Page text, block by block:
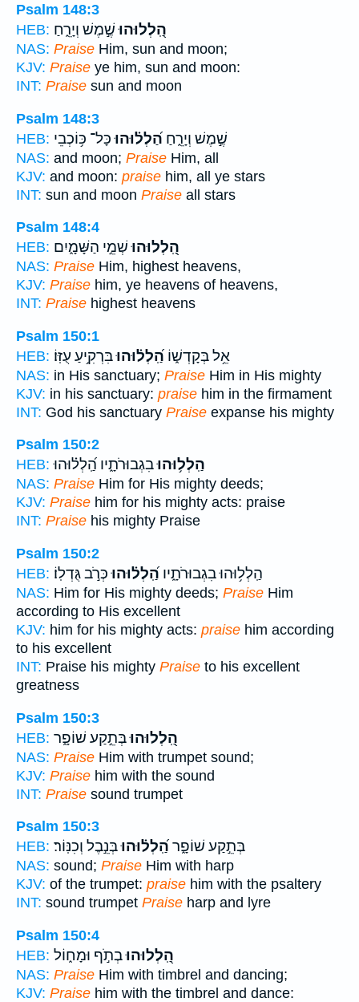
Psalm 148:3
HEB:
הַֽ֭לְלוּהוּשֶׁ֣מֶשׁ וְיָרֵ֑חַ
NAS: Praise Him, sun and moon;
KJV: Praise ye him, sun and moon:
INT: Praise sun and moon
Psalm 148:3
HEB:
שֶׁ֣מֶשׁ וְיָרֵ֑חַ הַ֝לְל֗וּהוּכָּל־ כּ֥וֹכְבֵי
NAS: and moon; Praise Him, all
KJV: and moon: praise him, all ye stars
INT: sun and moon Praise all stars
Psalm 148:4
HEB:
הַֽ֭לְלוּהוּשְׁמֵ֣י הַשָּׁמָ֑יִם
NAS: Praise Him, highest heavens,
KJV: Praise him, ye heavens of heavens,
INT: Praise highest heavens
Psalm 150:1
HEB:
אֵ֥ל בְּקָדְשׁ֑וֹ הַֽ֝לְל֗וּהוּבִּרְקִ֥יעַ עֻזּֽוֹ׃
NAS: in His sanctuary; Praise Him in His mighty
KJV: in his sanctuary: praise him in the firmament
INT: God his sanctuary Praise expanse his mighty
Psalm 150:2
HEB:
הַֽלְל֥וּהוּבִגְבוּרֹתָ֑יו הַֽ֝לְל֗וּהוּ
NAS: Praise Him for His mighty deeds;
KJV: Praise him for his mighty acts: praise
INT: Praise his mighty Praise
Psalm 150:2
HEB:
הַֽלְל֥וּהוּ בִגְבוּרֹתָ֑יו הַֽ֝לְל֗וּהוּכְּרֹ֣ב גֻּדְלֽוֹ׃
NAS: Him for His mighty deeds; Praise Him
according to His excellent
KJV: him for his mighty acts: praise him according
to his excellent
INT: Praise his mighty Praise to his excellent
greatness
Psalm 150:3
HEB:
הַֽ֭לְלוּהוּבְּתֵ֣קַע שׁוֹפָ֑ר
NAS: Praise Him with trumpet sound;
KJV: Praise him with the sound
INT: Praise sound trumpet
Psalm 150:3
HEB:
בְּתֵ֣קַע שׁוֹפָ֑ר הַֽ֝לְל֗וּהוּבְּנֵ֣בֶל וְכִנּֽוֹר׃
NAS: sound; Praise Him with harp
KJV: of the trumpet: praise him with the psaltery
INT: sound trumpet Praise harp and lyre
Psalm 150:4
HEB:
הַֽ֭לְלוּהוּבְתֹ֣ף וּמָח֑וֹל
NAS: Praise Him with timbrel and dancing;
KJV: Praise him with the timbrel and dance: